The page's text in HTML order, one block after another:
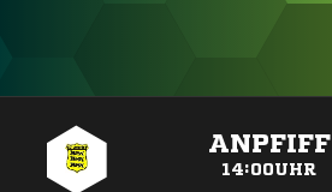
ANPFIFF
14:00UHR